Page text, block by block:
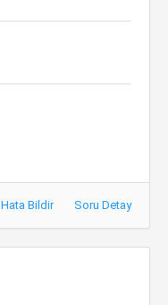
Hata Bildir Soru Detay